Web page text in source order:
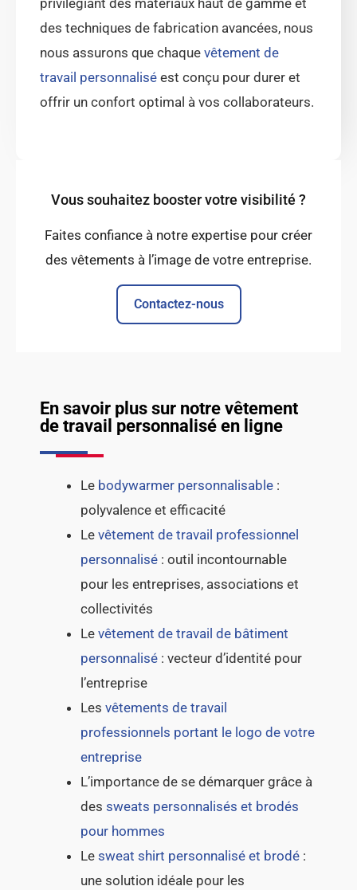
des techniques de fabrication avancées, nous
nous assurons que chaque vêtement de
travail personnalisé est conçu pour durer et
offrir un confort optimal à vos collaborateurs.
Vous souhaitez booster votre visibilité ?
Faites confiance à notre expertise pour créer
des vêtements à l’image de votre entreprise.
Contactez-nous
En savoir plus sur notre vêtement
de travail personnalisé en ligne
Le bodywarmer personnalisable :
polyvalence et efficacité
Le vêtement de travail professionnel
personnalisé : outil incontournable
pour les entreprises, associations et
collectivités
Le vêtement de travail de bâtiment
personnalisé : vecteur d’identité pour
l’entreprise
Les vêtements de travail
professionnels portant le logo de votre
entreprise
L’importance de se démarquer grâce à
des sweats personnalisés et brodés
pour hommes
Le sweat shirt personnalisé et brodé :
une solution idéale pour les